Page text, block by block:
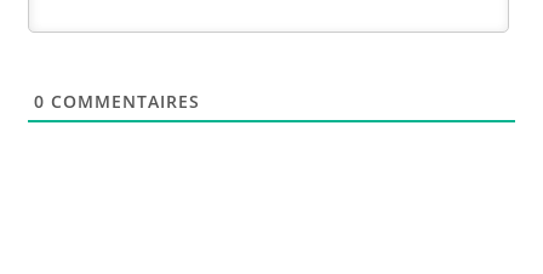
0 COMMENTAIRES